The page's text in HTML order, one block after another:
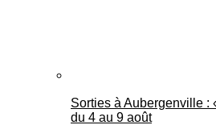
Sorties à Aubergenville :
du 4 au 9 août